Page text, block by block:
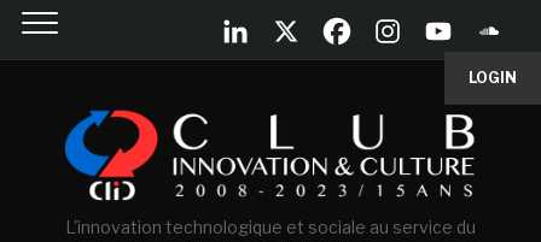
LOGIN
L'innovation technologique et sociale au service du